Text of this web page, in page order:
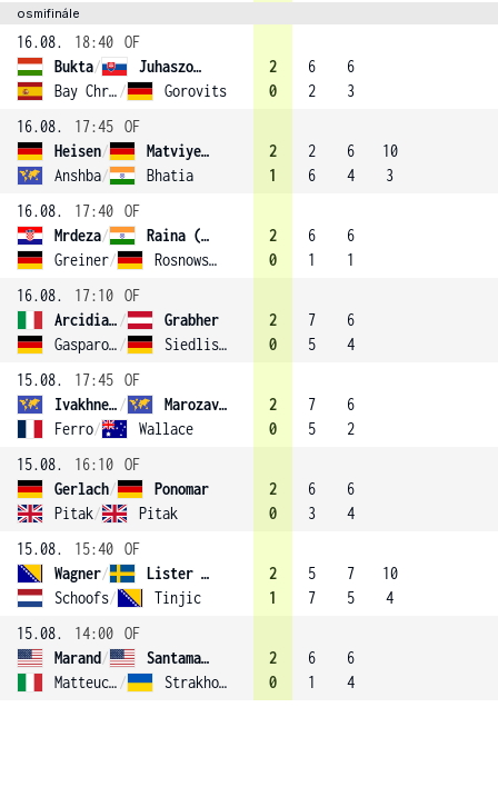
osmifinále
16.08. 18:40 OF
Bukta/
Juhaszova (4)
Bay Christians / Gorovits
2
0
6
2
6
3
16.08.
17:45 OF
Heisen/
Matviyenko
Anshba/ Bhatia
2
1
2
6
6
4
10
3
16.08.
17:40 OF
Mrdeza/
Raina (2)
Greiner/ Rosnowska
2
0
6
1
6
1
16.08.
17:10 OF
Arcidiacono /
Grabher
Gasparovic / Siedliska
2
0
7
5
6
4
15.08.
17:45 OF
Ivakhnenko /
Marozava (1)
Ferro/ Wallace
2
0
7
5
6
2
15.08.
16:10 OF
Gerlach/
Ponomar
Pitak/ Pitak
2
0
6
3
6
4
15.08.
15:40 OF
Wagner/
Lister (3)
Schoofs/ Tinjic
2
1
5
7
7
5
10
4
15.08.
14:00 OF
Marand/
Santamaria
Matteucci / Strakhova
2
0
6
1
6
4